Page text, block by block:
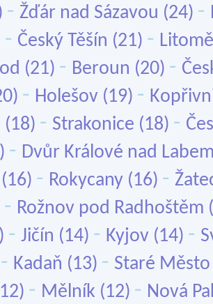
- Žďár nad Sázavou (24) -
- Český Těšín (21) -
(21) - Beroun (20) -
- Holešov (19) -
(18) - Strakonice (18) -
- Dvůr Králové nad
(16) - Rokycany (16) -
- Rožnov pod Radhoštěm
- Jičín (14) - Kyjov (14) -
- Kadaň (13) - Staré Město
- Mělník (12) - Nová